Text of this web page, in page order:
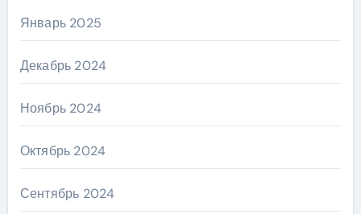
Январь 2025
Декабрь 2024
Ноябрь 2024
Октябрь 2024
Сентябрь 2024